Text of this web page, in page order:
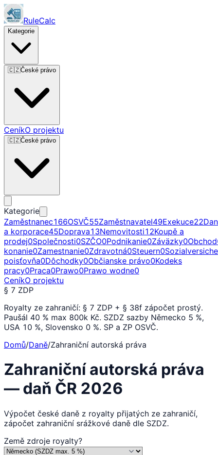
RuleCalc
Kategorie
🇨🇿České právo
CeníkO projektu
🇨🇿České právo
Kategorie
Zaměstnanec166OSVČ55Zaměstnavatel49Exekuce22
a korporace45Doprava13Nemovitosti12Koupě a
prodej0Společnosti0SZČO0Podnikanie0Záväzky0Obchod
konanie0Zamestnanie0Zdravotná0Steuern0
poisťovňa0Dôchodky0Občianske právo0Kodeks
pracy0Praca0Prawo0Prawo wodne0
CeníkO projektu
§ 7 ZDP
Royalty ze zahraničí: § 7 ZDP + § 38f zápočet prostý.
Paušál 40 % max 800k Kč. SZDZ sazby Německo 5 %,
USA 10 %, Slovensko 0 %. SP a ZP OSVČ.
Domů/Daně/Zahraniční autorská práva
Zahraniční autorská práva
— daň ČR 2026
Výpočet české daně z royalty přijatých ze zahraničí,
zápočet zahraniční srážkové daně dle SZDZ.
Země zdroje royalty?